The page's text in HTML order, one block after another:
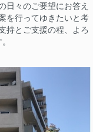
日々のご要望にお答え
を行ってゆきたいと考
持とご支援の程、よろ